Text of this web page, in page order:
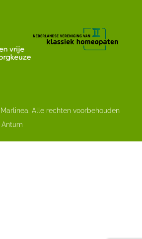
Alle rechten voorbehouden